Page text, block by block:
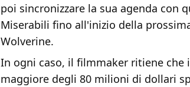
poi sincronizzare la sua agenda con
Miserabili fino all'inizio della
Wolverine.
In ogni caso, il filmmaker ritiene
maggiore degli 80 milioni di dollari